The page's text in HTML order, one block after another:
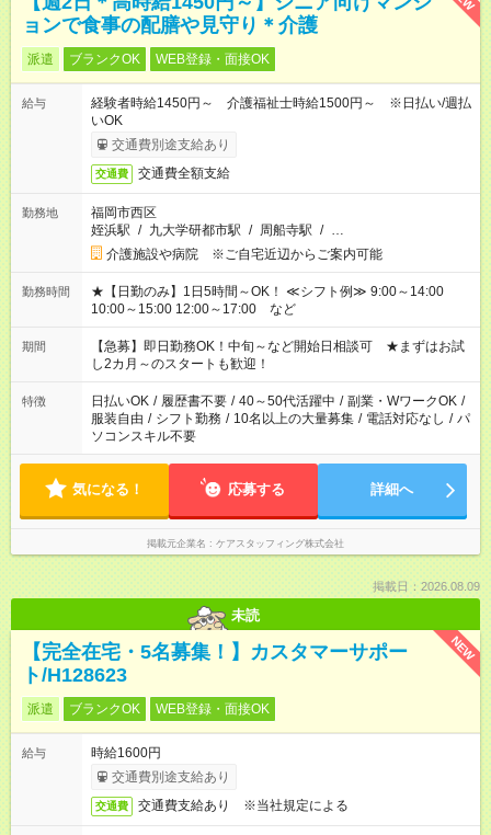
ョンで食事の配膳や見守り＊介護
派遣 ブランクOK WEB登録・面接OK
給与
経験者時給1450円～ 介護福祉士時給1500円～ ※日払い/週払
いOK
交通費別途支給あり
交通費 交通費全額支給
勤務地
福岡市西区
姪浜駅 / 九大学研都市駅 / 周船寺駅 / …
介護施設や病院 ※ご自宅近辺からご案内可能
勤務時間
★【日勤のみ】1日5時間～OK！ ≪シフト例≫ 9:00～14:00
10:00～15:00 12:00～17:00 など
期間
【急募】即日勤務OK！中旬～など開始日相談可 ★まずはお試
し2カ月～のスタートも歓迎！
特徴 日払いOK / 履歴書不要 / 40～50代活躍中 / 副業・WワークOK /
服装自由 / シフト勤務 / 10名以上の大量募集 / 電話対応なし / パ
ソコンスキル不要
気になる！ 応募する 詳細へ
掲載元企業名 ケアスタッフィング株式会社
掲載日：2026.08.09
未読
NEW
【完全在宅・5名募集！】カスタマーサポー
ト/H128623
派遣 ブランクOK WEB登録・面接OK
給与
時給1600円
交通費別途支給あり
交通費 交通費支給あり ※当社規定による